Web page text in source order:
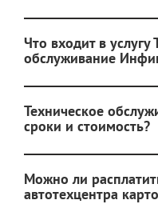
Что входит в услугу
обслуживание
Техническое
сроки и стоимость?
Можно ли
автотехцентра